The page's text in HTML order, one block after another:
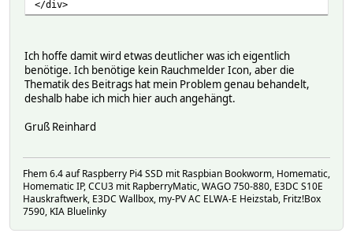
</div>
Ich hoffe damit wird etwas deutlicher was ich eigentlich
benötige. Ich benötige kein Rauchmelder Icon, aber die
Thematik des Beitrags hat mein Problem genau behandelt,
deshalb habe ich mich hier auch angehängt.
Gruß Reinhard
Fhem 6.4 auf Raspberry Pi4 SSD mit Raspbian Bookworm, Homematic,
Homematic IP, CCU3 mit RapberryMatic, WAGO 750-880, E3DC S10E
Hauskraftwerk, E3DC Wallbox, my-PV AC ELWA-E Heizstab, Fritz!Box
7590, KIA Bluelinky